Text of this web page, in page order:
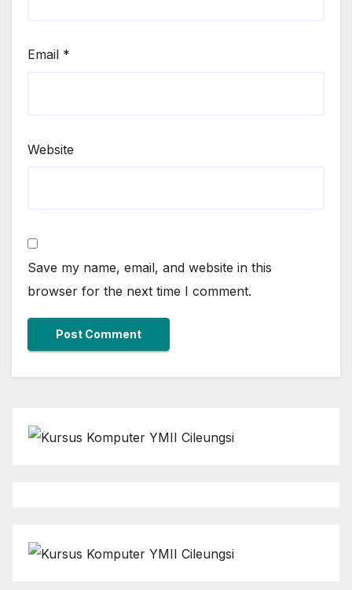
Email *
Website
Save my name, email, and website in this
browser for the next time I comment.